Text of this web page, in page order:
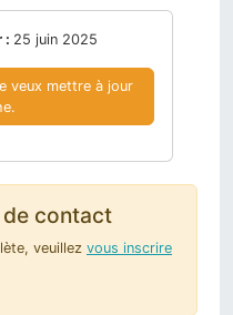
: 25 juin 2025
veux mettre à jour
contact
veuillez vous inscrire